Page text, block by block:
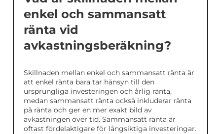
enkel och sammansatt
ränta vid
avkastningsberäkning?
Skillnaden mellan enkel och sammansatt ränta är
att enkel ränta bara tar hänsyn till den
ursprungliga investeringen och årlig ränta,
medan sammansatt ränta också inkluderar ränta
på ränta och ger en mer exakt bild av
avkastningen över tid. Sammansatt ränta är
oftast fördelaktigare för långsiktiga investeringar.